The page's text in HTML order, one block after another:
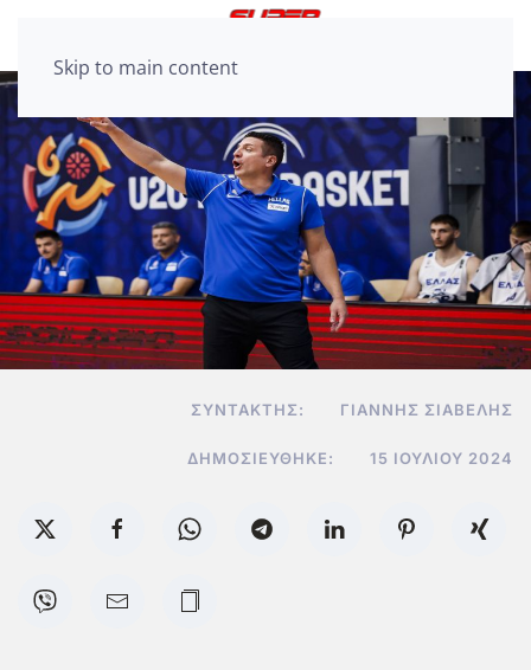
Skip to main content
ΣΥΝΤΆΚΤΗΣ: ΓΙΆΝΝΗΣ ΣΙΑΒΕΛΉΣ
ΔΗΜΟΣΙΕΎΘΗΚΕ: 15 ΙΟΥΛΊΟΥ 2024